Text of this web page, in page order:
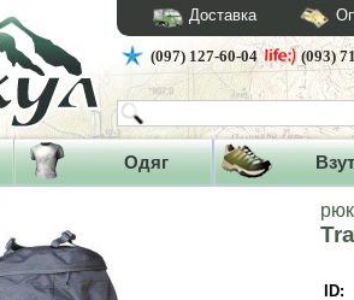
Доставка
(097) 127-60-04 (093)
Одяг
ID: